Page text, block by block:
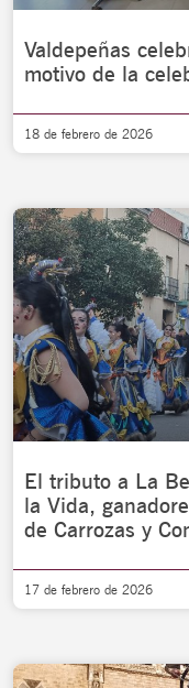
Valdepeñas
motivo de la
18 de febrero de 2026
El tributo a La
la Vida,
de Carrozas y
17 de febrero de 2026